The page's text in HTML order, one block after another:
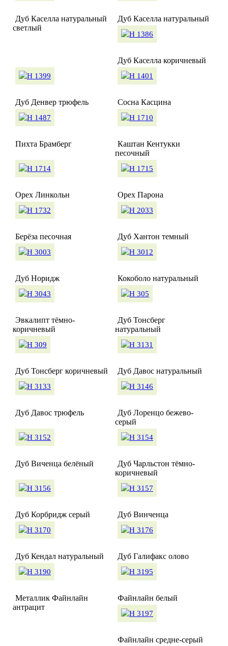
Дуб Каселла натуральный
светлый
Дуб Каселла натуральный
Дуб Каселла коричневый
Дуб Денвер трюфель Сосна Касцина
Пихта Брамберг
Каштан Кентукки
песочный
Орех Линкольн Орех Парона
Берёза песочная Дуб Хантон темный
Дуб Норидж Кокоболо натуральный
Эвкалипт тёмно-
коричневый
Дуб Тонсберг
натуральный
Дуб Тонсберг коричневый Дуб Давос натуральный
Дуб Давос трюфель
Дуб Лоренцо бежево-
серый
Дуб Виченца белёный
Дуб Чарльстон тёмно-
коричневый
Дуб Корбридж серый Дуб Винченца
Дуб Кендал натуральный Дуб Галифакс олово
Металлик Файнлайн
антрацит
Файнлайн белый
Файнлайн средне-серый